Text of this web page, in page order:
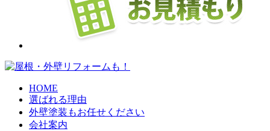
HOME
選ばれる理由
外壁塗装もお任せください
会社案内